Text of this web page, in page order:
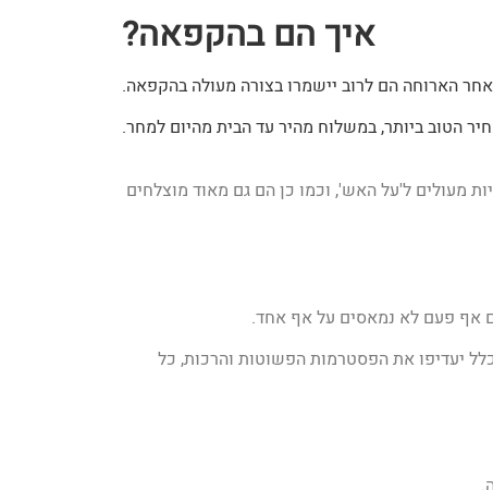
איך הם בהקפאה?
הארוחה הם לרוב יישמרו בצורה מעולה בהקפאה.
הטוב ביותר, במשלוח מהיר עד הבית מהיום למחר.
מעולים ל'על האש', וכמו כן הם גם מאוד מוצלחים
אף פעם לא נמאסים על אף אחד.
יעדיפו את הפסטרמות הפשוטות והרכות, כל